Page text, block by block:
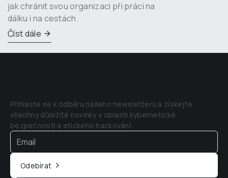
jak chránit svou organizaci při práci na
dálku i na cestách.
Číst dále
Přihlaste se k odběru našeho newsletteru a získejte
všechny důležité novinky v oblasti kybernetické
bezpečnosti a etického hackování.
Odebírat